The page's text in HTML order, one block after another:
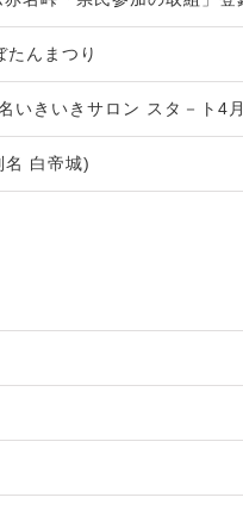
たんまつり
いきいきサロン スタ－ト4月
名 白帝城)